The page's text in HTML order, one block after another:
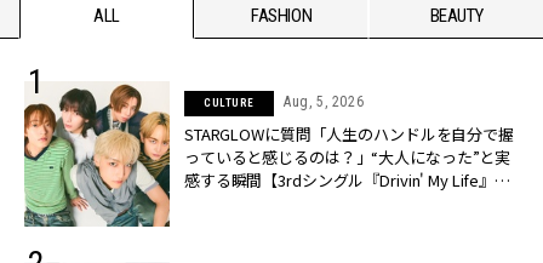
ALL FASHION BEAUTY
CULTURE Aug, 5, 2026
STARGLOWに質問「人生のハンドルを自分で握
っていると感じるのは？」“大️人になった”と実
感する瞬間【3rdシングル『Drivin' My Life』発